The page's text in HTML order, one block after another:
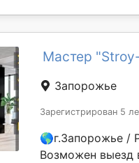
Мастер
Запорожье
Зарегистрирован 5
🌎г.Запорожье /
Возможен выезд